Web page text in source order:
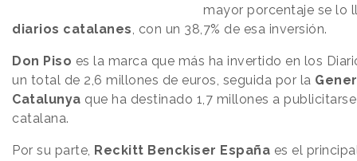
mayor porcentaje se lo
diarios catalanes, con un 38,7% de esa inversión.
Don Piso es la marca que más ha invertido en los
un total de 2,6 millones de euros, seguida por la
Catalunya que ha destinado 1,7 millones a
catalana.
Por su parte, Reckitt Benckiser España es el